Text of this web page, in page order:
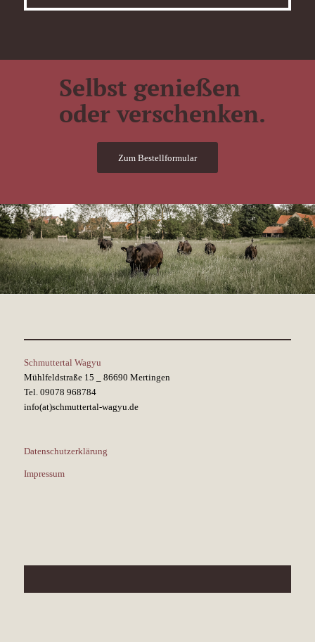
Selbst genießen
oder verschenken.
Zum Bestellformular
Schmuttertal Wagyu
Mühlfeldstraße 15 _ 86690 Mertingen
Tel. 09078 968784
info(at)schmuttertal-wagyu.de
Datenschutzerklärung
Impressum